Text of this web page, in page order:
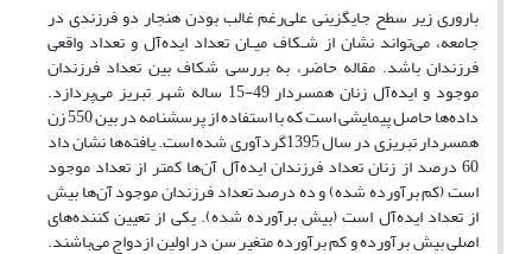
باروری زیر سطح جایگزینی علی‌رغم غالب بودن هنجار دو فرزندی در
جامعه، می‌تواند نشان از شـکاف میـان تعداد ایده‌‌آل و تعداد واقعی
فرزندان باشد. مقاله حاضر، به بررسی شکاف بین تعداد فرزندان
موجود و ایده‌آل زنان همسردار 49-15 ساله شهر تبریز می‌پردازد.
داده‌ها حاصل پیمایشی است که با استفاده از پرسشنامه در بین 550 زن
همسردار تبریزی در سال 1395گرد‌آوری شده است. یافته‌ها نشان داد
60 درصد از زنان تعداد فرزندان ایده‌آل آن‌ها کمتر از تعداد موجود
است (کم برآورده شده) و ده درصد تعداد فرزندان موجود آن‌ها بیش
از تعداد ایده‌آل است (بیش برآورده شده). یکی از تعیین کننده‌های
اصلی بیش برآورده و کم برآورده متغیر سن در اولین ازدواج می‌باشند.